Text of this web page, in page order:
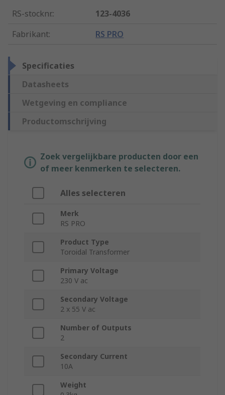
RS-stocknr.:
123-4036
Fabrikant: RS PRO
Specificaties
Datasheets
Wetgeving en compliance
Productomschrijving
Zoek vergelijkbare producten door een
of meer kenmerken te selecteren.
Alles selecteren
Merk
RS PRO
Product Type
Toroidal Transformer
Primary Voltage
230 V ac
Secondary Voltage
2 x 55 V ac
Number of Outputs
2
Secondary Current
10A
Weight